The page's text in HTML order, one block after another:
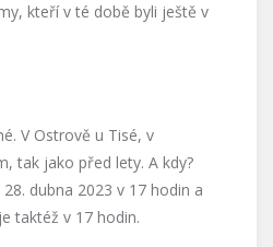
kteří v té době byli ještě v
V Ostrově u Tisé, v
tak jako před lety. A kdy?
dubna 2023 v 17 hodin a
taktéž v 17 hodin.